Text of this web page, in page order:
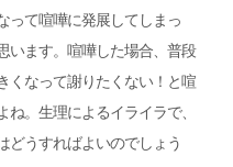
って喧嘩に発展してしまっ
います。喧嘩した場合、普段
くなって謝りたくない！と喧
。 生理によるイライラで、
どうすればよいのでしょう